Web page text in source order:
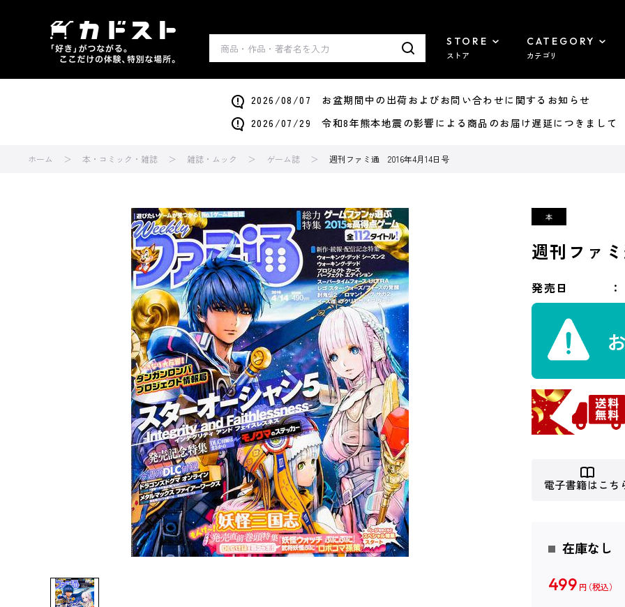
STORE
ストア
CATEGORY
カテゴリ
2026/08/07 お盆期間中の出荷およびお問い合わせに関するお知らせ
2026/07/29 令和8年熊本地震の影響による商品のお届け遅延につきまして
ホーム 本・コミック・雑誌 雑誌・ムック ゲーム誌 週刊ファミ通 2016年4月14日号
週刊ファ
発売日
電子書籍はこち
在庫なし
499 円